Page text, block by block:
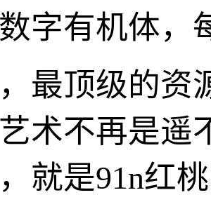
字有机体，
最顶级的资
术不再是遥
就是91n红